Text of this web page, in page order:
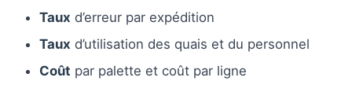
Taux d’erreur par expédition
Taux d’utilisation des quais et du personnel
Coût par palette et coût par ligne